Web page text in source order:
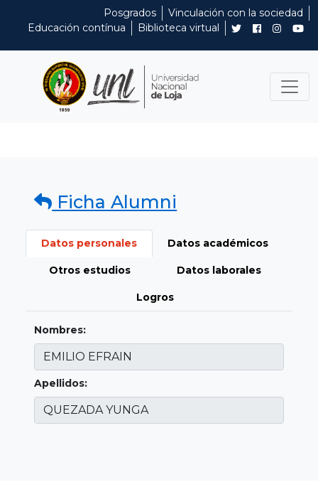
Posgrados
Vinculación con la sociedad
Educación contínua
Biblioteca virtual
Ficha Alumni
Datos personales Datos académicos
Otros estudios Datos laborales
Logros
Nombres:
Apellidos: